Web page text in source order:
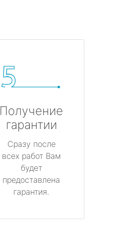
Получение
гарантии
Сразу после
всех работ Вам
будет
предоставлена
гарантия.